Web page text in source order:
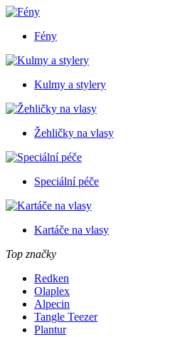
Fény
Kulmy a stylery
Žehličky na vlasy
Speciální péče
Kartáče na vlasy
Top značky
Redken
Olaplex
Alpecin
Tangle Teezer
Plantur